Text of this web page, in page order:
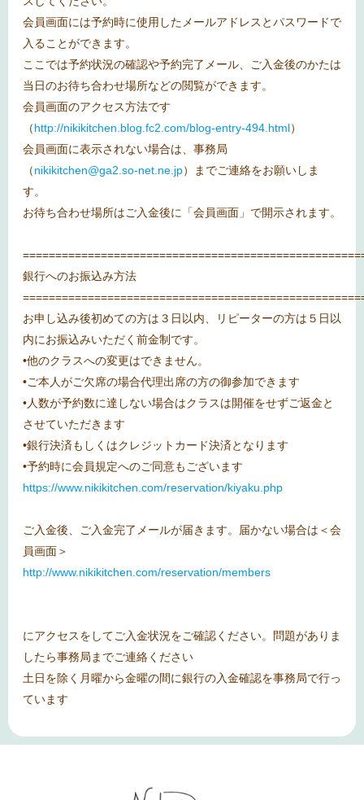
会員画面には予約時に使用したメールアドレスとパスワードで
入ることができます。
ここでは予約状況の確認や予約完了メール、ご入金後のかたは
当日のお待ち合わせ場所などの閲覧ができます。
会員画面のアクセス方法です
（http://nikikitchen.blog.fc2.com/blog-entry-494.html）
会員画面に表示されない場合は、事務局
（nikikitchen@ga2.so-net.ne.jp）までご連絡をお願いしま
す。
お待ち合わせ場所はご入金後に「会員画面」で開示されます。
銀行へのお振込み方法
お申し込み後初めての方は３日以内、リピーターの方は５日以
内にお振込みいただく前金制です。
•他のクラスへの変更はできません。
•ご本人がご欠席の場合代理出席の方の御参加できます
•人数が予約数に達しない場合はクラスは開催をせずご返金と
させていただきます
•銀行決済もしくはクレジットカード決済となります
•予約時に会員規定へのご同意もございます
https://www.nikikitchen.com/reservation/kiyaku.php
ご入金後、ご入金完了メールが届きます。届かない場合は＜会
員画面＞
http://www.nikikitchen.com/reservation/members
にアクセスをしてご入金状況をご確認ください。問題がありま
したら事務局までご連絡ください
土日を除く月曜から金曜の間に銀行の入金確認を事務局で行っ
ています